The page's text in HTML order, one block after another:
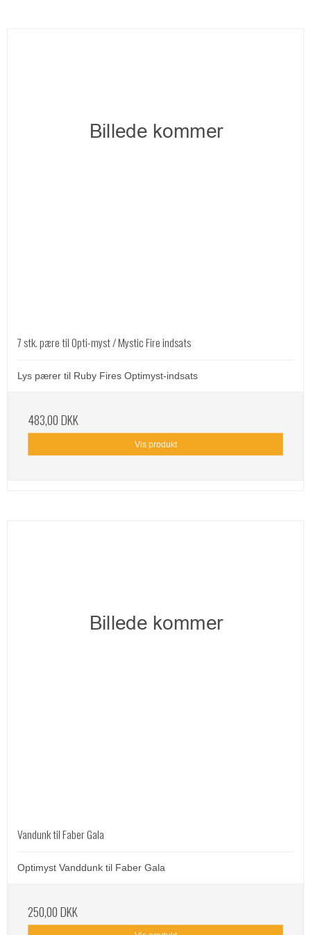
7 stk. pære til Opti-myst / Mystic Fire indsats
Lys pærer til Ruby Fires Optimyst-indsats
483,00 DKK
Vis produkt
Vandunk til Faber Gala
Optimyst Vanddunk til Faber Gala
250,00 DKK